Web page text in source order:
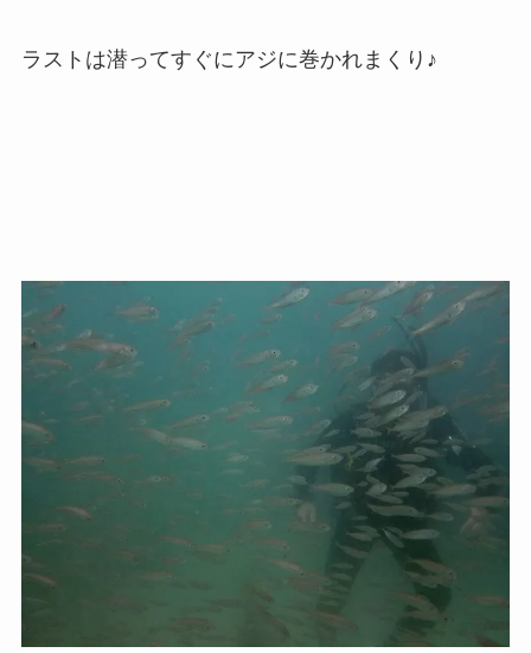
ラストは潜ってすぐにアジに巻かれまくり♪